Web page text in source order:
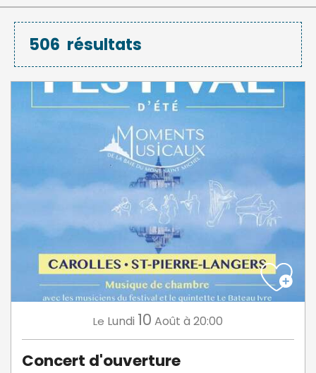
506 résultats
Le Lundi 10 Août à 20:00
Concert d'ouverture